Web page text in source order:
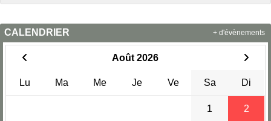
CALENDRIER
Août 2026
Lu Ma Me Je Ve Sa Di
1 2
+ d'évènements